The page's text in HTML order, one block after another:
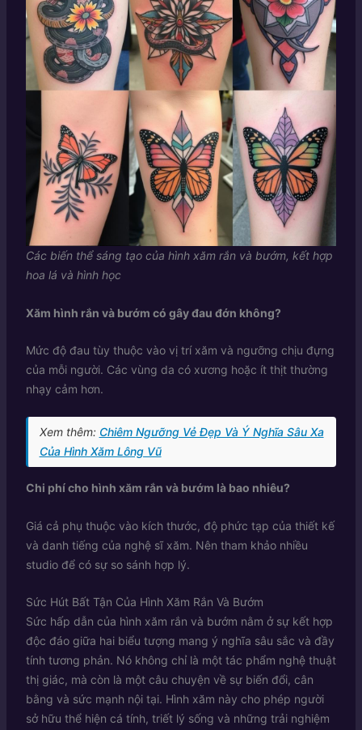
Các biến thể sáng tạo của hình xăm rắn và bướm, kết hợp
hoa lá và hình học
Xăm hình rắn và bướm có gây đau đớn không?
Mức độ đau tùy thuộc vào vị trí xăm và ngưỡng chịu đựng
của mỗi người. Các vùng da có xương hoặc ít thịt thường
nhạy cảm hơn.
Xem thêm: Chiêm Ngưỡng Vẻ Đẹp Và Ý Nghĩa Sâu Xa
Của Hình Xăm Lông Vũ
Chi phí cho hình xăm rắn và bướm là bao nhiêu?
Giá cả phụ thuộc vào kích thước, độ phức tạp của thiết kế
và danh tiếng của nghệ sĩ xăm. Nên tham khảo nhiều
studio để có sự so sánh hợp lý.
Sức Hút Bất Tận Của Hình Xăm Rắn Và Bướm
Sức hấp dẫn của hình xăm rắn và bướm nằm ở sự kết hợp
độc đáo giữa hai biểu tượng mang ý nghĩa sâu sắc và đầy
tính tương phản. Nó không chỉ là một tác phẩm nghệ thuật
thị giác, mà còn là một câu chuyện về sự biến đổi, cân
bằng và sức mạnh nội tại. Hình xăm này cho phép người
sở hữu thể hiện cá tính, triết lý sống và những trải nghiệm